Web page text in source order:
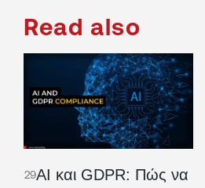
Read also
29AI και GDPR: Πώς να